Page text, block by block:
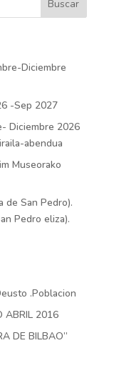
Diciembre
-Sep 2027
Diciembre 2026
abendua
Museorako
de San Pedro).
Pedro eliza).
.Poblacion
ABRIL 2016
DE BILBAO”